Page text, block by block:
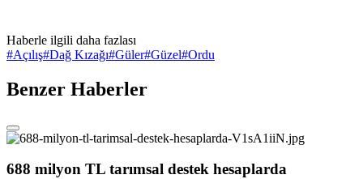
Haberle ilgili daha fazlası
#Açılış#Dağ Kızağı#Güler#Güzel#Ordu
Benzer Haberler
688 milyon TL tarımsal destek hesaplarda